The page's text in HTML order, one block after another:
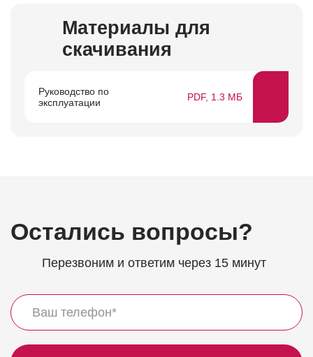
Материалы для
скачивания
Руководство по
эксплуатации
PDF, 1.3 МБ
Остались вопросы?
Перезвоним и ответим через 15 минут